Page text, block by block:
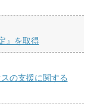
』を取得
の支援に関する